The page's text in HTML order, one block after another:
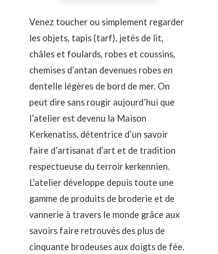
Venez toucher ou simplement regarder
les objets, tapis (tarf), jetés de lit,
châles et foulards, robes et coussins,
chemises d’antan devenues robes en
dentelle légères de bord de mer. On
peut dire sans rougir aujourd’hui que
l’atelier est devenu la Maison
Kerkenatiss, détentrice d’un savoir
faire d’artisanat d’art et de tradition
respectueuse du terroir kerkennien.
L’atelier développe depuis toute une
gamme de produits de broderie et de
vannerie à travers le monde grâce aux
savoirs faire retrouvés des plus de
cinquante brodeuses aux doigts de fée.